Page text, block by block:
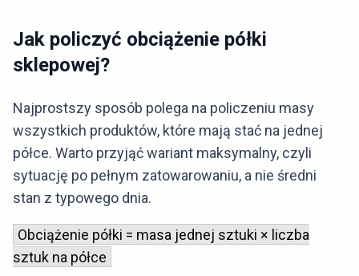
Jak policzyć obciążenie półki
sklepowej?
Najprostszy sposób polega na policzeniu masy
wszystkich produktów, które mają stać na jednej
półce. Warto przyjąć wariant maksymalny, czyli
sytuację po pełnym zatowarowaniu, a nie średni
stan z typowego dnia.
Obciążenie półki = masa jednej sztuki × liczba
sztuk na półce